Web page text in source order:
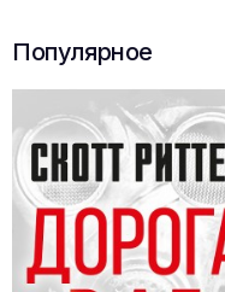
Популярное